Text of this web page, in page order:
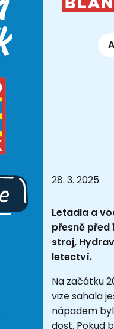
28. 3. 2025
Letadla a
přesně před
stroj,
letectví.
Na začátku
vize sahala
nápadem
dost. Pokud